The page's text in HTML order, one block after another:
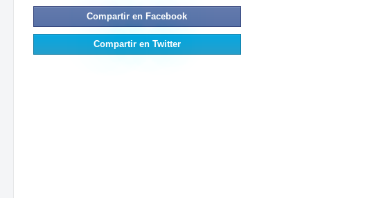
Compartir en Facebook
Compartir en Twitter